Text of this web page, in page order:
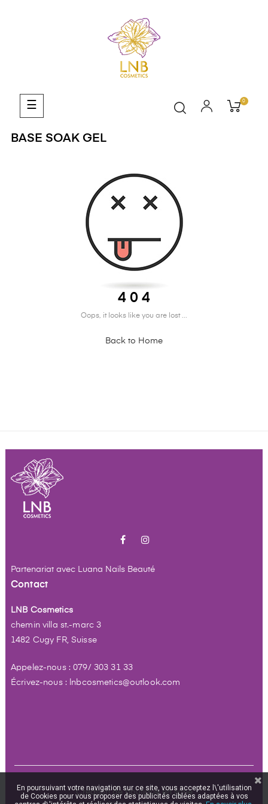
Basculer
la
☰ 0
BASE SOAK GEL
4 0 4
Oops, it looks like you are lost ...
Back to Home
Facebook
Partenariat avec Luana Nails Beauté
Contact
LNB Cosmetics
chemin villa st.-marc 3
1482 Cugy FR, Suisse
Appelez-nous : 079/ 303 31 33
Écrivez-nous : lnbcosmetics@outlook.com
Création de boutique en ligne
En poursuivant votre navigation sur ce site, vous acceptez l\'utilisation
de Cookies pour vous proposer des publicités ciblées adaptées à vos